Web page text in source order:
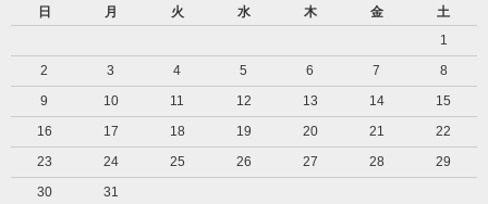
日
月 火 水 木 金
土
1
2
3 4 5 6 7
8
9
10 11 12 13 14
15
16
17 18 19 20 21
22
23
24 25 26 27 28
29
30
31